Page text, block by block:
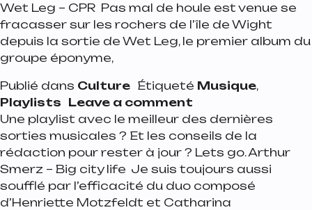
Wet Leg – CPR Pas mal de houle est venue se
fracasser sur les rochers de l’île de Wight
depuis la sortie de Wet Leg, le premier album du
groupe éponyme,
Publié dans Culture Étiqueté Musique,
Playlists Leave a comment
Une playlist avec le meilleur des dernières
sorties musicales ? Et les conseils de la
rédaction pour rester à jour ? Lets go. Arthur
Smerz – Big city life Je suis toujours aussi
soufflé par l’efficacité du duo composé
d’Henriette Motzfeldt et Catharina